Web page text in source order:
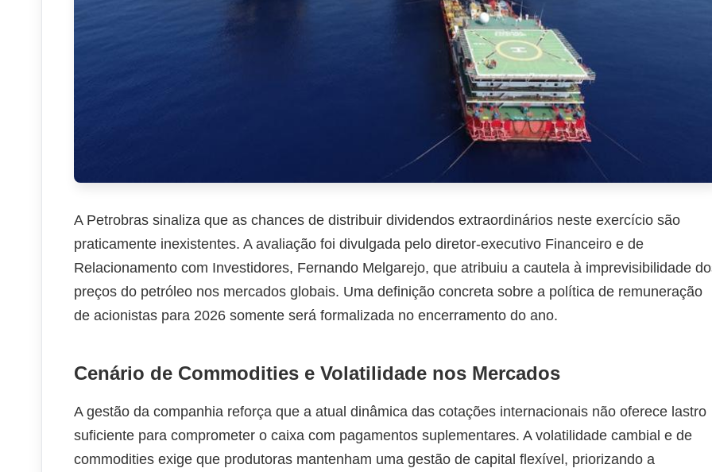
A Petrobras sinaliza que as chances de distribuir dividendos extraordinários neste exercício são
praticamente inexistentes. A avaliação foi divulgada pelo diretor-executivo Financeiro e de
Relacionamento com Investidores, Fernando Melgarejo, que atribuiu a cautela à imprevisibilidade
preços do petróleo nos mercados globais. Uma definição concreta sobre a política de remuneração
de acionistas para 2026 somente será formalizada no encerramento do ano.
Cenário de Commodities e Volatilidade nos Mercados
A gestão da companhia reforça que a atual dinâmica das cotações internacionais não oferece lastro
suficiente para comprometer o caixa com pagamentos suplementares. A volatilidade cambial e de
commodities exige que produtoras mantenham uma gestão de capital flexível, priorizando a